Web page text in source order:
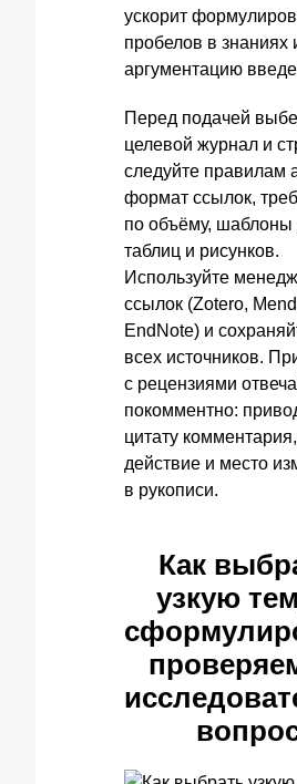
ускорит
пробелов в знаниях
аргументацию
Перед подачей
целевой журнал и
следуйте правилам
формат ссылок,
по объёму, шаблоны
таблиц и рисунков.
Используйте
ссылок (Zotero,
EndNote) и
всех источников.
с рецензиями
покомментно:
цитату
действие и место
в рукописи.
Как
узкую